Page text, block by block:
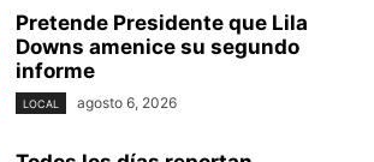
Pretende Presidente que Lila
Downs amenice su segundo
informe
LOCAL agosto 6, 2026